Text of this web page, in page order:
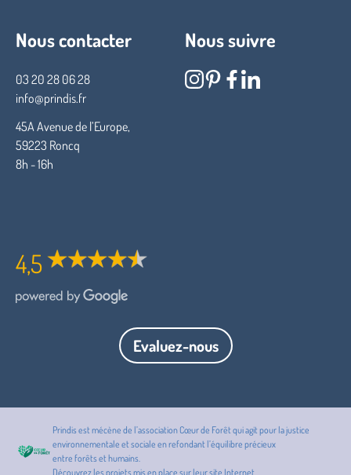
Nous contacter
03 20 28 06 28
info@prindis.fr
45A Avenue de l’Europe,
59223 Roncq
8h - 16h
Nous suivre
4,5
Evaluez-nous
Prindis est mécène de l’association Cœur de Forêt qui agit pour lajustice
environnementale et sociale en refondant l’équilibre précieux
entreforêtsethumains
Découvrez les projets mis en place sur leursite Internet